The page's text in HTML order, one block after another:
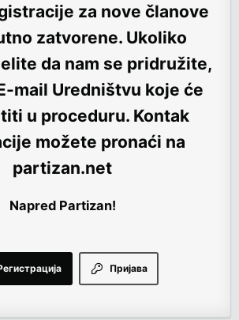
za nove članove
zatvorene. Ukoliko
da nam se pridružite,
mail Uredništvu koje će
u proceduru. Kontak
možete pronaći na
partizan.net
Napred Partizan!
Пријава